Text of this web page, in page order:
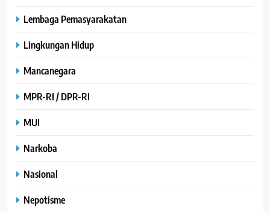
Lembaga Pemasyarakatan
Lingkungan Hidup
Mancanegara
MPR-RI / DPR-RI
MUI
Narkoba
Nasional
Nepotisme